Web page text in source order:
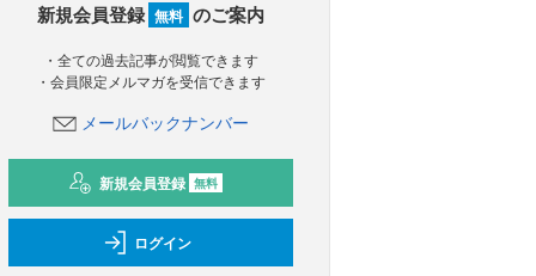
新規会員登録 無料 のご案内
・全ての過去記事が閲覧できます
・会員限定メルマガを受信できます
メールバックナンバー
新規会員登録 無料
ログイン